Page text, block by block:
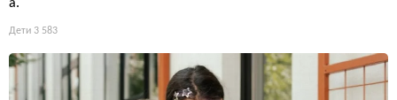
а.
Дети 3 583